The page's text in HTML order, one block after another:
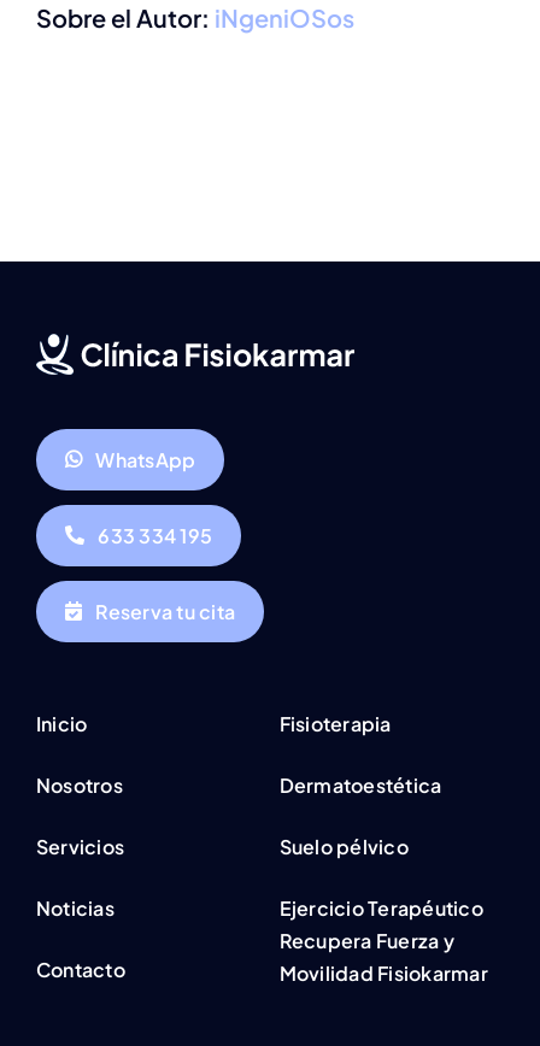
Sobre el Autor: iNgeniOSos
WhatsApp
633 334 195
Reserva tu cita
Inicio
Nosotros
Servicios
Noticias
Contacto
Fisioterapia
Dermatoestética
Suelo pélvico
Ejercicio Terapéutico
Recupera Fuerza y
Movilidad Fisiokarmar